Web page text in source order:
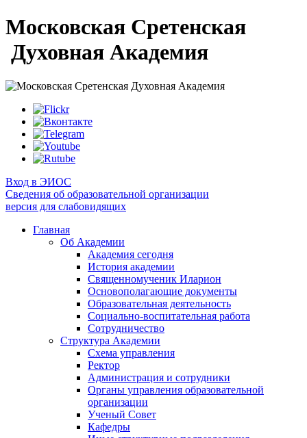
Московская Сретенская
Духовная Академия
Вход в ЭИОС
Сведения об образовательной организации
версия для слабовидящих
Главная
Об Академии
Академия сегодня
История академии
Священномученик Иларион
Основополагающие документы
Образовательная деятельность
Социально-воспитательная работа
Сотрудничество
Структура Академии
Схема управления
Ректор
Администрация и сотрудники
Органы управления образовательной
организации
Ученый Совет
Кафедры